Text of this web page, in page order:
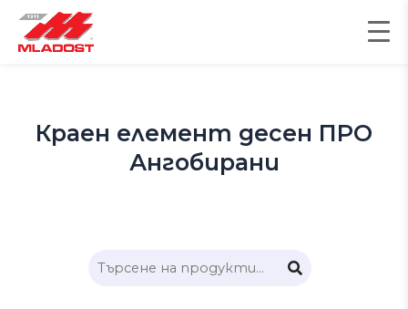
Skip
content
Краен елемент десен ПРО
Ангобирани